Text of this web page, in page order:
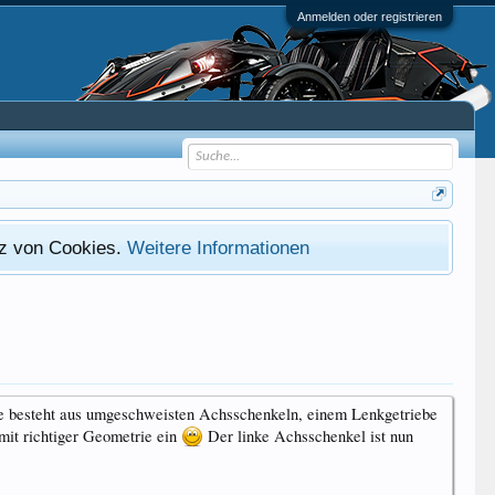
Anmelden oder registrieren
von Cookies.Weitere Informationen
aus umgeschweisten Achsschenkeln, einem Lenkgetriebe
richtiger Geometrie ein
Der linke Achsschenkel ist nun